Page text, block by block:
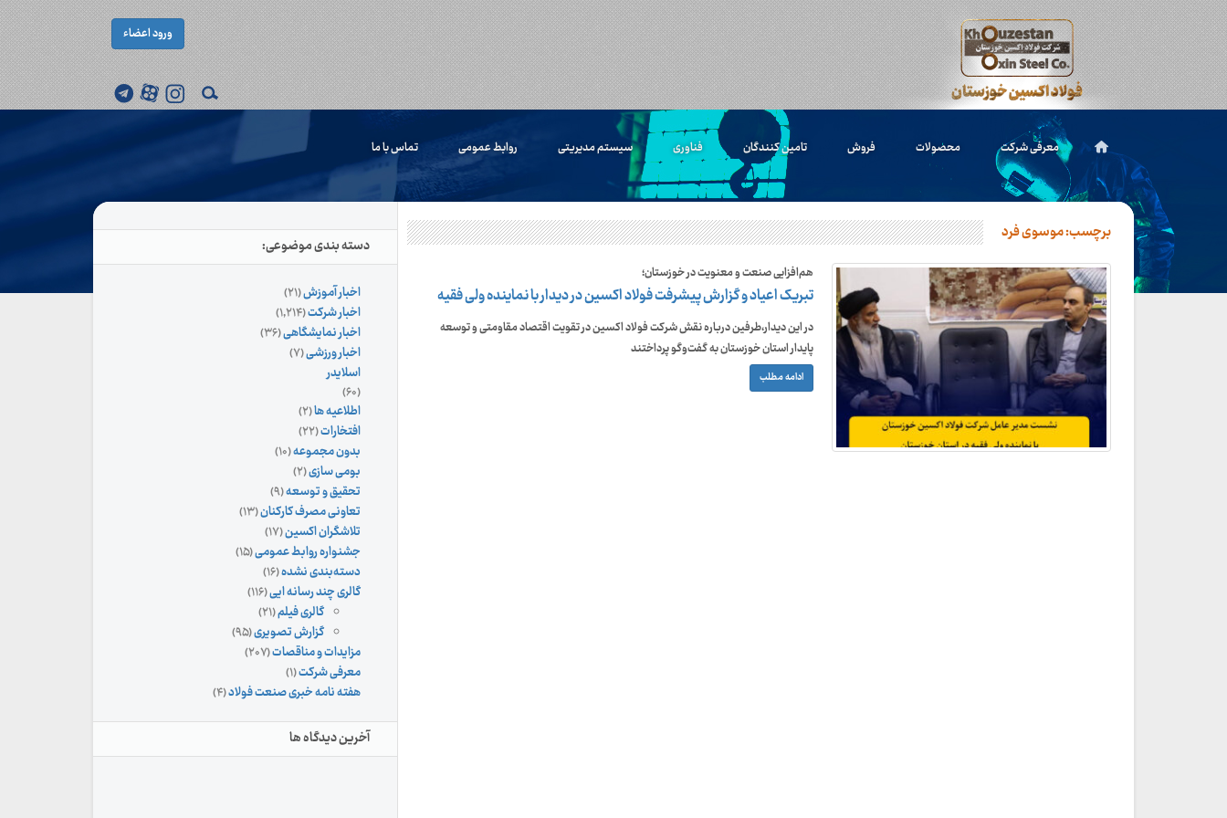
ورود اعضاء
معرفی شرکت محصولات فروش تامین کنندگان فناوری سیستم مدیریتی روابط عمومی تماس با ما
برچسب:موسوی فرد
هم‌افزایی صنعت و معنویت در خوزستان؛
تبریک اعیاد و گزارش پیشرفت فولاد اکسین در دیدار با نماینده ولی فقیه
در این دیدار،طرفین درباره نقش شرکت فولاد اکسین در تقویت اقتصاد مقاومتی و توسعه
پایدار استان خوزستان به گفت‌وگو پرداختند
ادامه مطلب
دسته بندی موضوعی:
اخبار آموزش(۲۱)
اخبار شرکت(۱,۲۱۴)
اخبار نمایشگاهی(۳۶)
اخبار ورزشی(۷)
اسلایدر
(۶۰)
اطلاعیه ها(۲)
افتخارات(۲۲)
بدون مجموعه(۱۰)
بومی سازی(۲)
تحقیق و توسعه(۹)
تعاونی مصرف کارکنان(۱۳)
تلاشگران اکسین(۱۷)
جشنواره روابط عمومی(۱۵)
دسته‌بندی نشده(۱۶)
گالری چند رسانه ایی(۱۱۶)
گالری فیلم(۲۱)
گزارش تصویری(۹۵)
مزایدات و مناقصات(۲۰۷)
معرفی شرکت(۱)
هفته نامه خبری صنعت فولاد(۴)
آخرین دیدگاه ها